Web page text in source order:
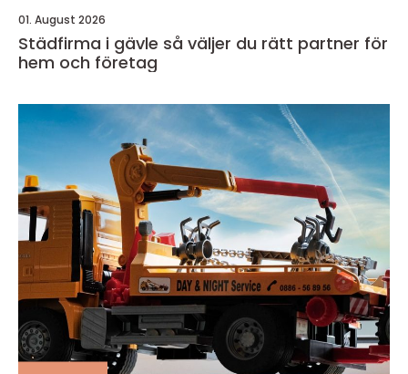
01. August 2026
Städfirma i gävle så väljer du rätt partner för
hem och företag